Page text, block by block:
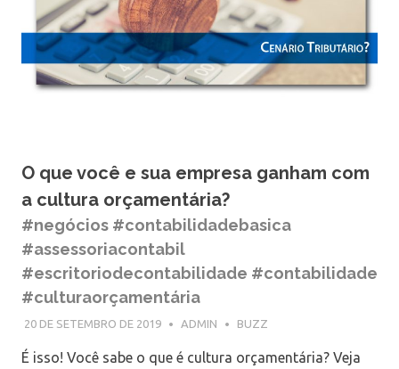
O que você e sua empresa ganham com
a cultura orçamentária?
#negócios #contabilidadebasica
#assessoriacontabil
#escritoriodecontabilidade #contabilidade
#culturaorçamentária
20 DE SETEMBRO DE 2019 ADMIN BUZZ
É isso! Você sabe o que é cultura orçamentária? Veja